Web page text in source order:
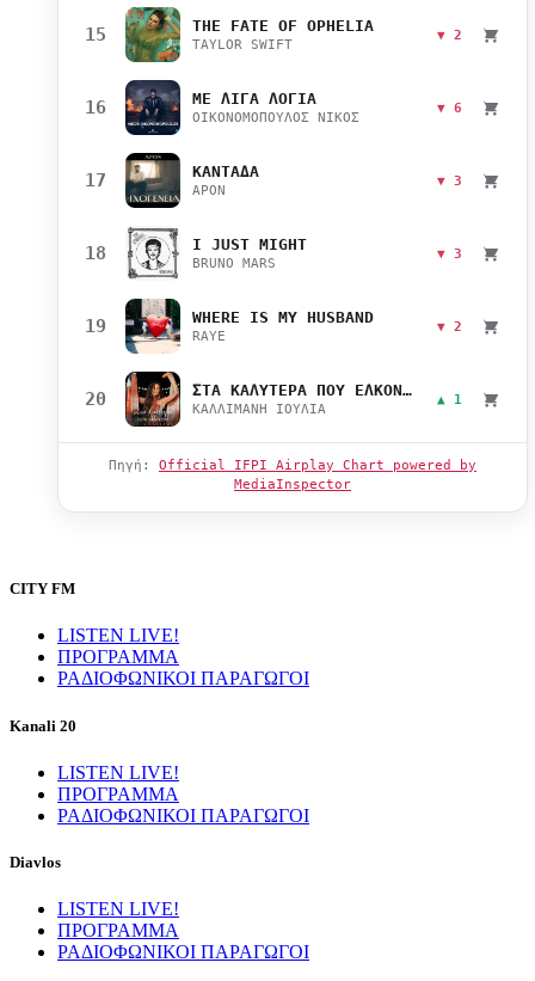
15 THE FATE OF OPHELIA
TAYLOR SWIFT
▼ 2
16 ΜΕ ΛΙΓΑ ΛΟΓΙΑ
ΟΙΚΟΝΟΜΟΠΟΥΛΟΣ ΝΙΚΟΣ
▼ 6
17 ΚΑΝΤΑΔΑ
APON
▼ 3
18 I JUST MIGHT
BRUNO MARS
▼ 3
19 WHERE IS MY HUSBAND
RAYE
▼ 2
20 ΣΤΑ ΚΑΛΥΤΕΡΑ ΠΟΥ ΕΛΚΟΝΤΑΙ
ΚΑΛΛΙΜΑΝΗ ΙΟΥΛΙΑ
▲ 1
Πηγή: Official IFPI Airplay Chart powered by
MediaInspector
CITY FM
LISTEN LIVE!
ΠΡΟΓΡΑΜΜΑ
ΡΑΔΙΟΦΩΝΙΚΟΙ ΠΑΡΑΓΩΓΟΙ
Kanali 20
LISTEN LIVE!
ΠΡΟΓΡΑΜΜΑ
ΡΑΔΙΟΦΩΝΙΚΟΙ ΠΑΡΑΓΩΓΟΙ
Diavlos
LISTEN LIVE!
ΠΡΟΓΡΑΜΜΑ
ΡΑΔΙΟΦΩΝΙΚΟΙ ΠΑΡΑΓΩΓΟΙ